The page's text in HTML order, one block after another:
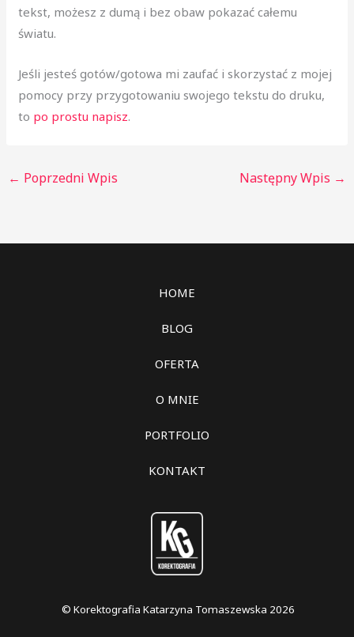
tekst, możesz z dumą i bez obaw pokazać całemu
światu.
Jeśli jesteś gotów/gotowa mi zaufać i skorzystać z mojej
pomocy przy przygotowaniu swojego tekstu do druku,
to po prostu napisz.
← Poprzedni Wpis Następny Wpis →
HOME
BLOG
OFERTA
O MNIE
PORTFOLIO
KONTAKT
© Korektografia Katarzyna Tomaszewska 2026